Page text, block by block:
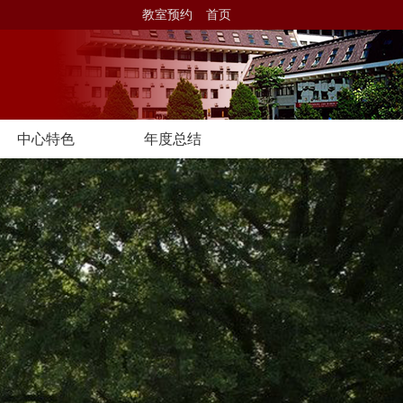
教室预约 首页
中心特色 年度总结